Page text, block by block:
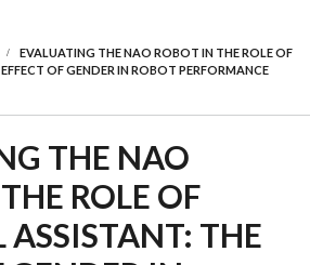
EVALUATING THE NAO ROBOT IN THE ROLE OF
OF GENDER IN ROBOT PERFORMANCE
THE NAO
ROLE OF
ASSISTANT: THE